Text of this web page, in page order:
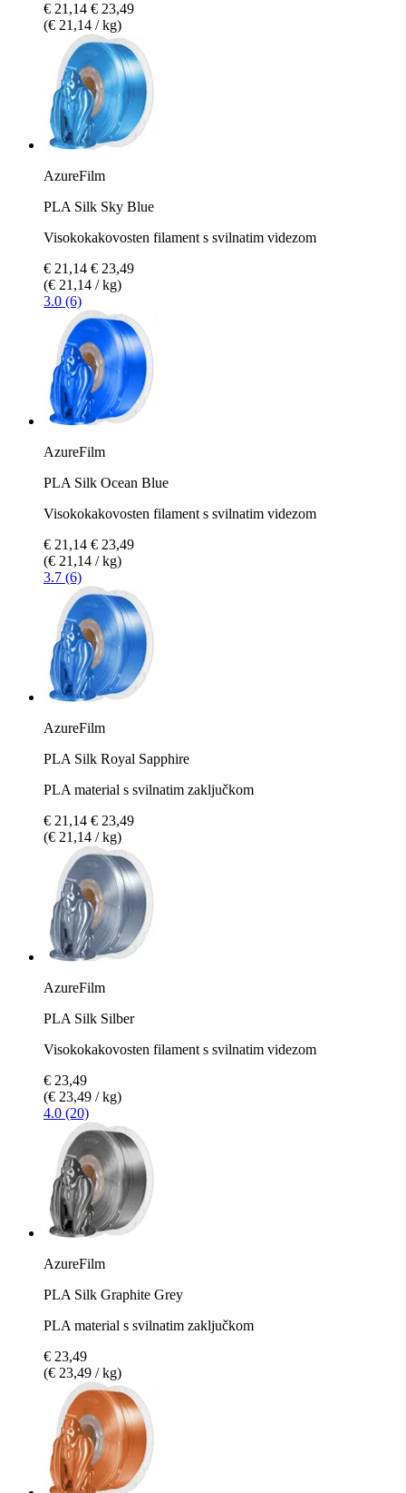
€ 21,14 € 23,49
(€ 21,14 / kg)
AzureFilm
PLA Silk Sky Blue
Visokokakovosten filament s svilnatim videzom
€ 21,14 € 23,49
(€ 21,14 / kg)
3.0 (6)
AzureFilm
PLA Silk Ocean Blue
Visokokakovosten filament s svilnatim videzom
€ 21,14 € 23,49
(€ 21,14 / kg)
3.7 (6)
AzureFilm
PLA Silk Royal Sapphire
PLA material s svilnatim zaključkom
€ 21,14 € 23,49
(€ 21,14 / kg)
AzureFilm
PLA Silk Silber
Visokokakovosten filament s svilnatim videzom
€ 23,49
(€ 23,49 / kg)
4.0 (20)
AzureFilm
PLA Silk Graphite Grey
PLA material s svilnatim zaključkom
€ 23,49
(€ 23,49 / kg)